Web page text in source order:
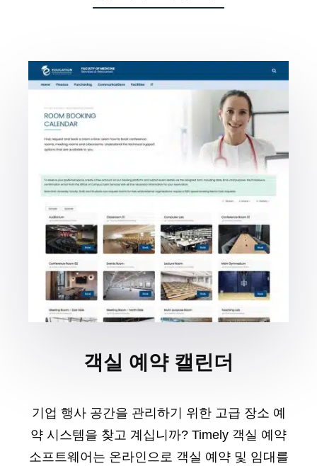
객실 예약 캘린더
기업 행사 공간을 관리하기 위한 고급 장소 예
약 시스템을 찾고 계십니까? Timely 객실 예약
소프트웨어는 온라인으로 객실 예약 및 임대를